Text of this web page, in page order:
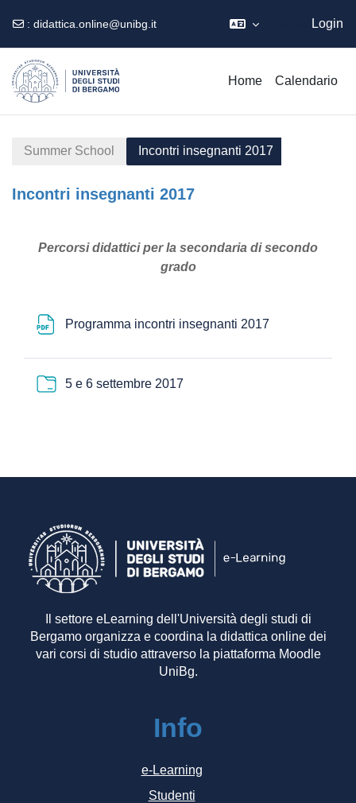
: didattica.online@unibg.it Login
Home Calendario
Summer School Incontri insegnanti 2017
Incontri insegnanti 2017
Schema della sezione
Percorsi didattici per la secondaria di secondo
grado
Programma incontri insegnanti 2017
5 e 6 settembre 2017
Il settore eLearning dell'Università degli studi di
Bergamo organizza e coordina la didattica online dei
vari corsi di studio attraverso la piattaforma Moodle
UniBg.
Info
e-Learning
Studenti